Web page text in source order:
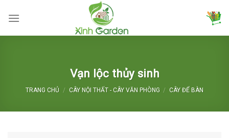
Vạn lộc thủy sinh
TRANG CHỦ / CÂY NỘI THẤT - CÂY VĂN PHÒNG / CÂY ĐỂ BÀN